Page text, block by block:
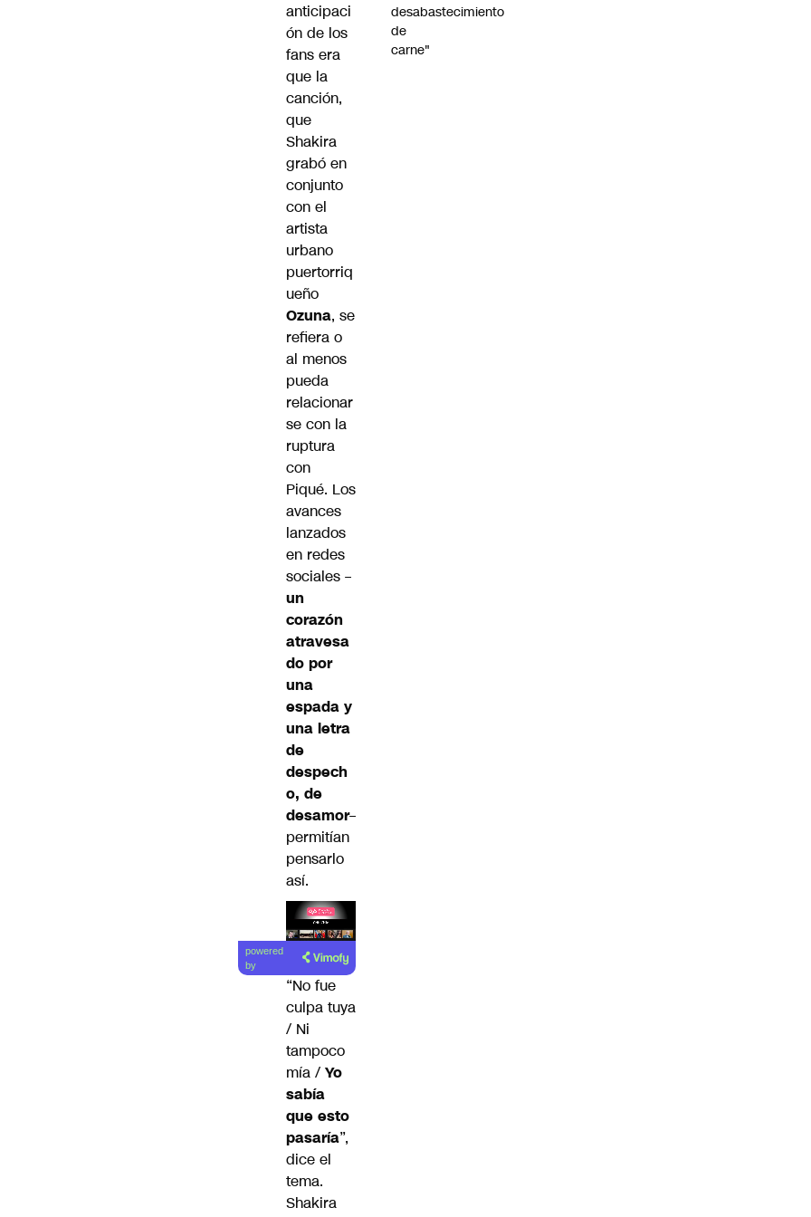
anticipaci
ón de los
fans era
que la
canción,
que
Shakira
grabó en
conjunto
con el
artista
urbano
puertorriq
ueño
Ozuna, se
refiera o
al menos
pueda
relacionar
se con la
ruptura
con
Piqué. Los
avances
lanzados
en redes
sociales –
un
corazón
atravesa
do por
una
espada y
una letra
de
despech
o, de
desamor–
permitían
pensarlo
así.
Lea el
artículo
powered
by
“No fue
culpa tuya
/ Ni
tampoco
mía / Yo
sabía
que esto
pasaría”,
dice el
tema.
Shakira
desabastecimiento
de
carne"